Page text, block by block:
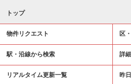
トップ
物件リクエスト 区
駅・沿線から検索 詳
リアルタイム更新一覧 昨